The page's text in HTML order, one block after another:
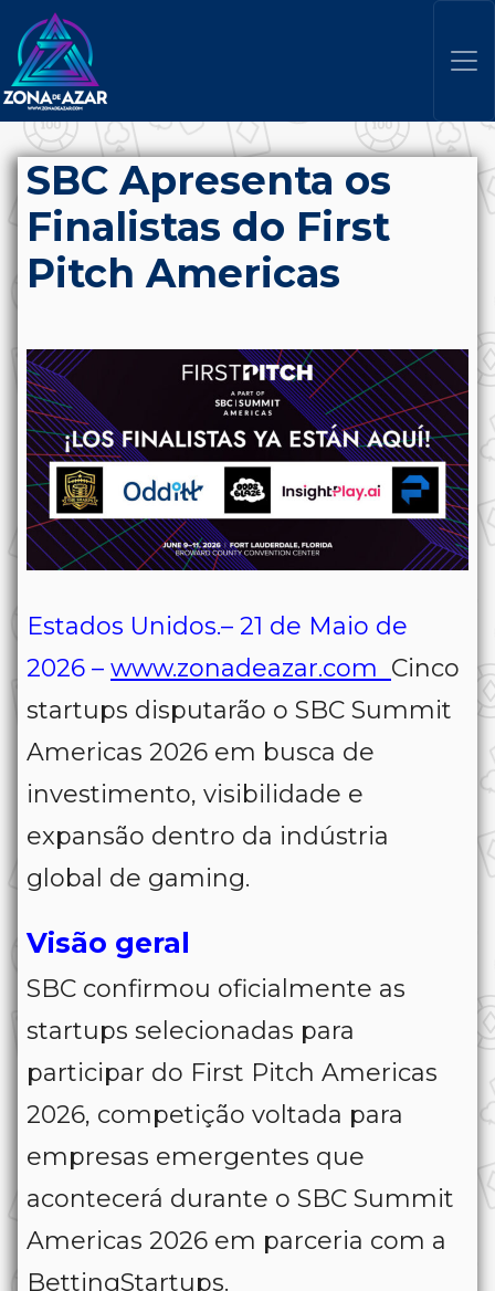
SBC Apresenta os
Finalistas do First
Pitch Americas
Estados Unidos.– 21 de Maio de
2026 – www.zonadeazar.com Cinco
startups disputarão o SBC Summit
Americas 2026 em busca de
investimento, visibilidade e
expansão dentro da indústria
global de gaming.
Visão geral
SBC confirmou oficialmente as
startups selecionadas para
participar do First Pitch Americas
2026, competição voltada para
empresas emergentes que
acontecerá durante o SBC Summit
Americas 2026 em parceria com a
BettingStartups.